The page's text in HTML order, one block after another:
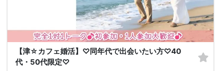
【津☆カフェ婚活】♡同年代で出会いたい方♡40
代・50代限定♡